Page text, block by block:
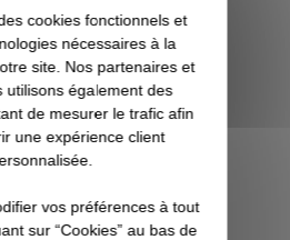
années, l'on
de beaucoup de films
des super héros et effets
insoupçonnables et
bien souvent, les budgets
aussi phénoménaux.
Souve...
L'ARTICLE
cookies fonctionnels et
nécessaires à la
site. Nos partenaires et
utilisons également des
de mesurer le trafic afin
une expérience client
vos préférences à tout
sur “Cookies” au bas de